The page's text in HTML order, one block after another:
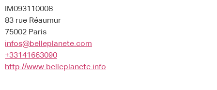
IM093110008
83 rue Réaumur
75002 Paris
infos@belleplanete.com
+33141663090
http://www.belleplanete.info